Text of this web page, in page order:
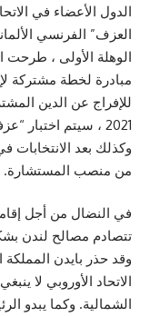
العزف” الفرنسي
الوهلة الأولى ، طرحت
مبادرة لخطة مشتركة
للإفراج عن الدين
2021 ، سيتم اختبار
وكذلك بعد الانتخابات
من منصب المستشارة.
في النضال من أجل
تتصادم مصالح لندن
وقد حذر بايدن
الاتحاد الأوروبي لا
الشمالية. وكما يبدو